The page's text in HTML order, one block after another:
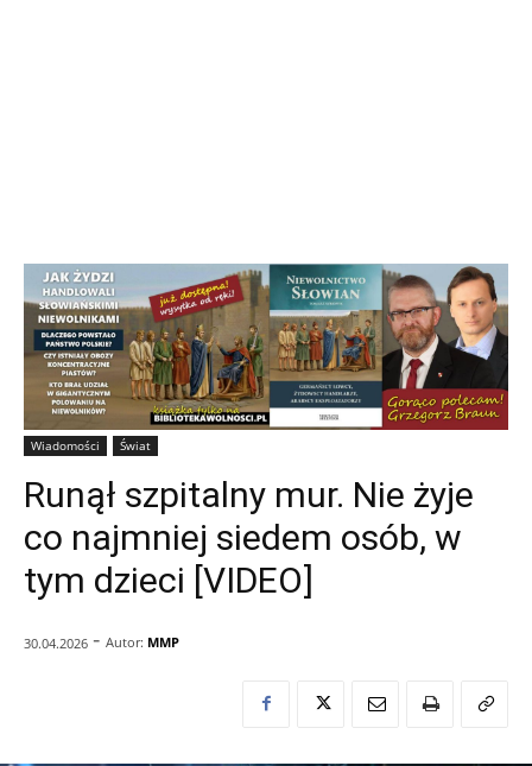
Wiadomości Świat
Runął szpitalny mur. Nie żyje
co najmniej siedem osób, w
tym dzieci [VIDEO]
30.04.2026 - Autor: MMP